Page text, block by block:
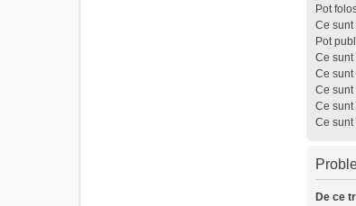
Pot
Ce sunt
Pot
Ce
Ce
Ce
Ce
Ce
De ce